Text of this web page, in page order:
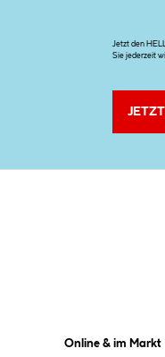
Jetzt den
Sie jederzeit
Online & im Markt